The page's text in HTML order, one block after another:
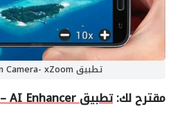
تطبيق Mega Zoom Camera- xZoom
مقترح لك:تطبيق Face Editor – AI Enhancer